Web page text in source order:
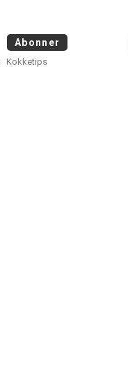
Abonner
Kokketips